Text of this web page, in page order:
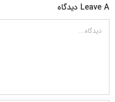
Leave A دیدگاه
دیدگاه